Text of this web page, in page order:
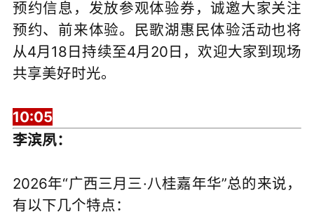
预约信息，发放参观体验券，诚邀大家关注
预约、前来体验。民歌湖惠民体验活动也将
从4月18日持续至4月20日，欢迎大家到现场
共享美好时光。
10:05
李滨夙：
2026年“广西三月三·八桂嘉年华”总的来说，
有以下几个特点：